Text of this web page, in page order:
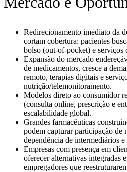
Redirecionamento imediato da
cortam cobertura: pacientes
bolso (out-of-pocket) e serviços
Expansão do mercado
de medicamentos, cresce a
remoto, terapias digitais e
nutrição/telemonitoramento.
Modelos direto ao consumidor
(consulta online, prescrição e
escalabilidade global.
Grandes farmacêuticas
podem capturar participação de
dependência de intermediários e
Empresas com presença em
oferecer alternativas integradas
empregadores que